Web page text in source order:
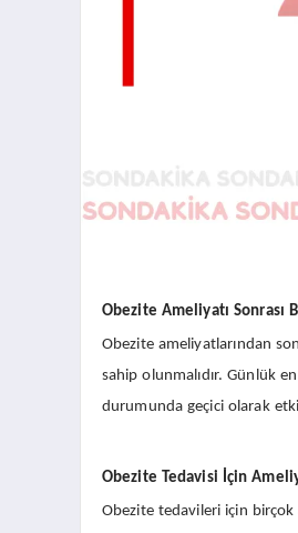
Obezite Ameliyatı Sonrası
Obezite ameliyatlarından
sahip olunmalıdır. Günlük
durumunda geçici olarak
Obezite Tedavisi İçin
Obezite tedavileri için